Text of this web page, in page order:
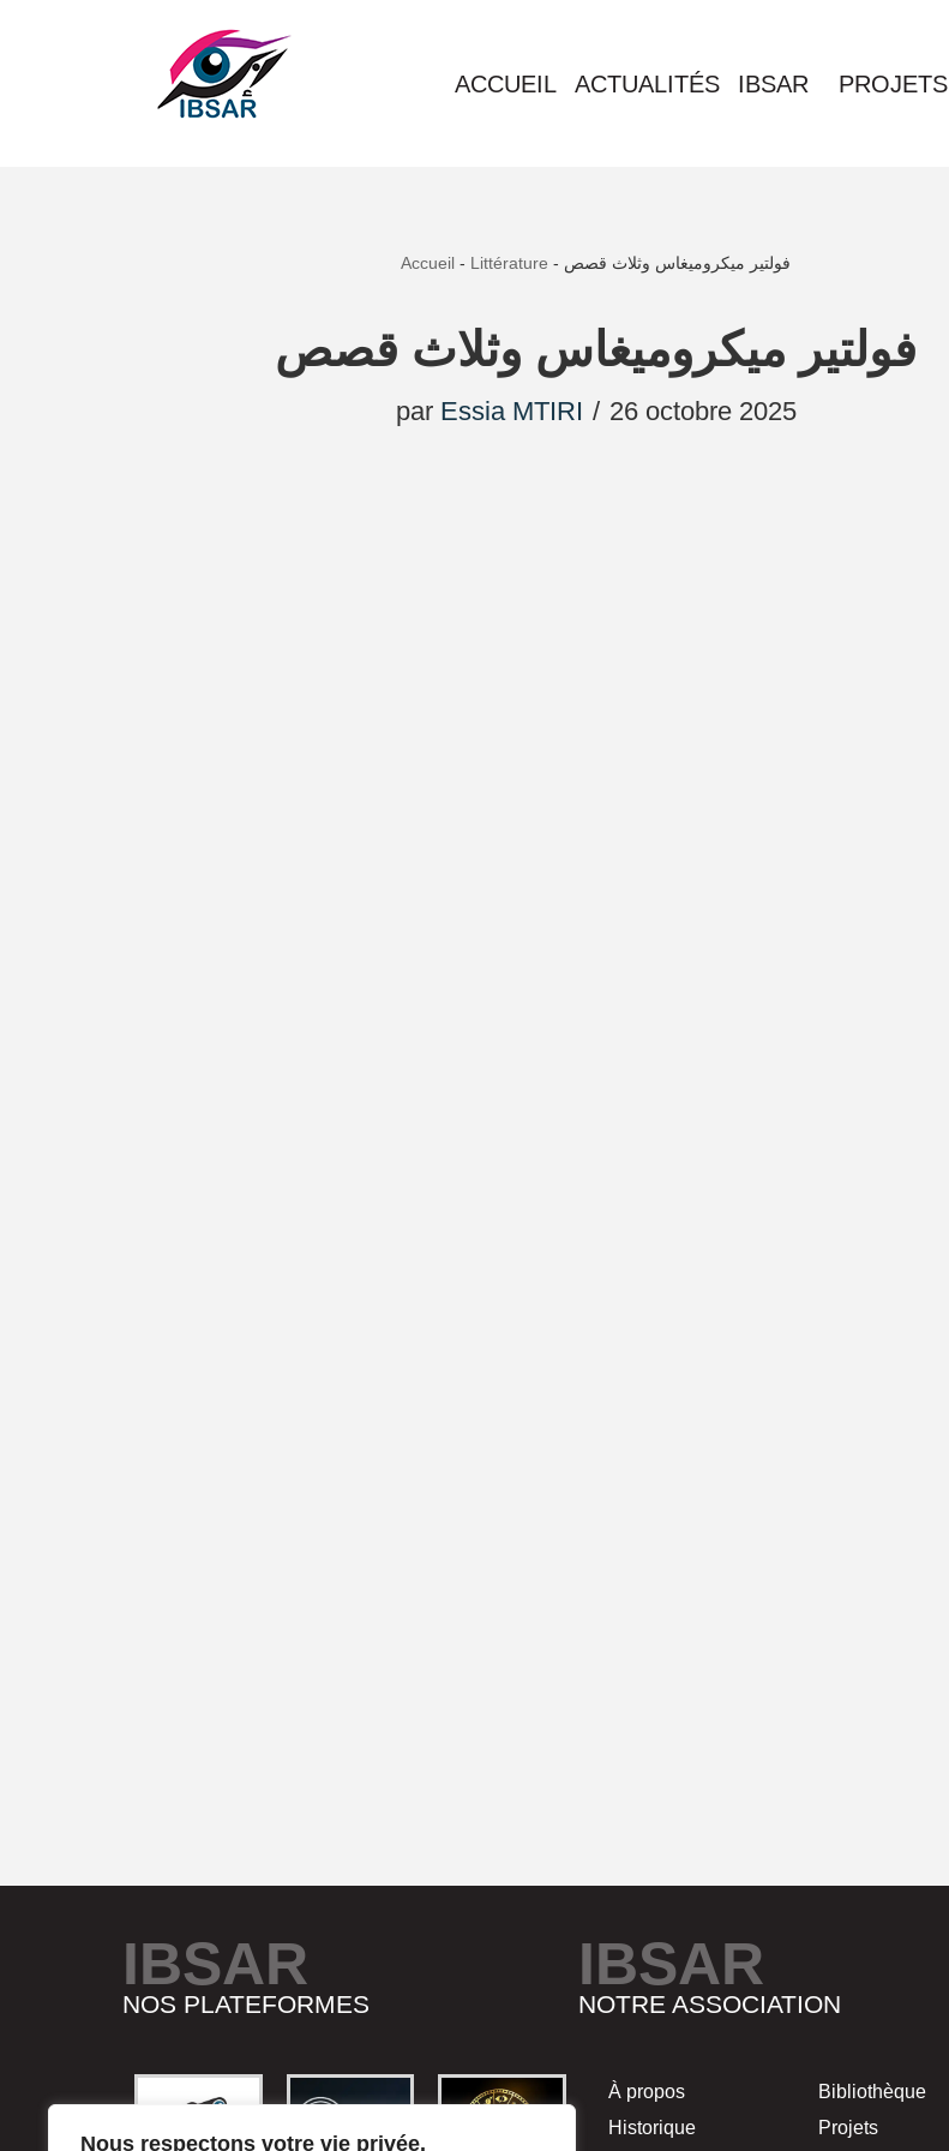
Nous respectons votre vie privée.
ACCUEIL ACTUALITÉS IBSAR PROJETS
Accueil - Littérature - فولتير ميكروميغاس وثلاث قصص
فولتير ميكروميغاس وثلاث قصص
par Essia MTIRI 26 octobre 2025
IBSAR
NOS PLATEFORMES
IBSAR
NOTRE ASSOCIATION
À propos
Historique
Bibliothèque
Projets